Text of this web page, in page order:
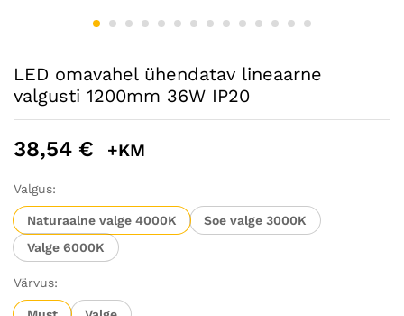
LED omavahel ühendatav lineaarne
valgusti 1200mm 36W IP20
38,54 € +KM
Valgus:
Naturaalne valge 4000K
Soe valge 3000K
Valge 6000K
Värvus: